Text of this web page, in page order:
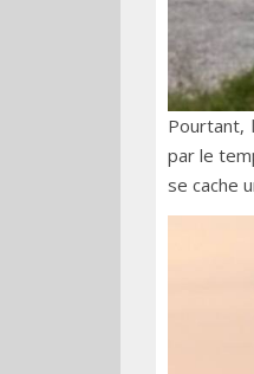
Pourtant,
par le
se cache